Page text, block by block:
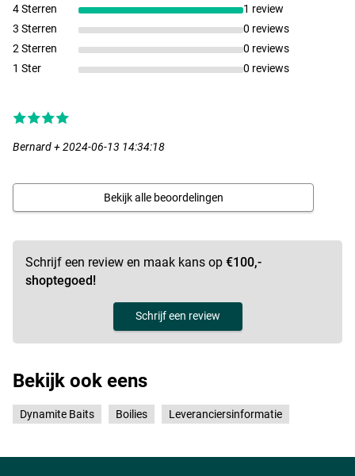
Scopex
4 Sterren
1 review
3 Sterren
0 reviews
2 Sterren
0 reviews
1 Ster
0 reviews
Bernard + 2024-06-13 14:34:18
Bekijk alle beoordelingen
Schrijf een review en maak kans op €100,-
shoptegoed!
Schrijf een review
Bekijk ook eens
Dynamite Baits Boilies Leveranciersinformatie